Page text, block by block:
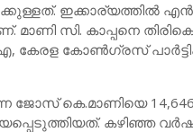
ഇക്കാര്യത്തില്‍
സി. കാപ്പനെ
കേരള കോണ്‍ഗ്രസ്
കെ.മാണിയെ 14,646
കഴിഞ്ഞ